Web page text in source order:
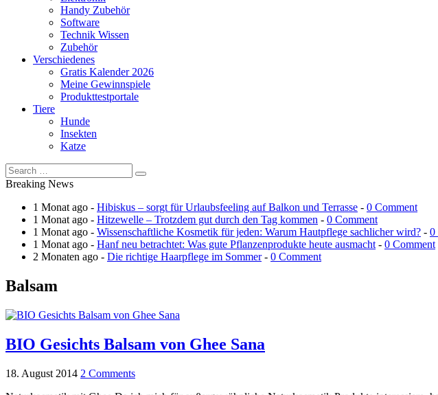
Handy Zubehör
Software
Technik Wissen
Zubehör
Verschiedenes
Gratis Kalender 2026
Meine Gewinnspiele
Produkttestportale
Tiere
Hunde
Insekten
Katze
Breaking News
1 Monat ago - Hibiskus – sorgt für Urlaubsfeeling auf Balkon und Terrasse - 0 Comment
1 Monat ago - Hitzewelle – Trotzdem gut durch den Tag kommen - 0 Comment
1 Monat ago - Wissenschaftliche Kosmetik für jeden: Warum Hautpflege sachlicher wird? - 0
1 Monat ago - Hanf neu betrachtet: Was gute Pflanzenprodukte heute ausmacht - 0 Comment
2 Monaten ago - Die richtige Haarpflege im Sommer- 0 Comment
Balsam
BIO Gesichts Balsam von Ghee Sana
18. August 2014 2 Comments